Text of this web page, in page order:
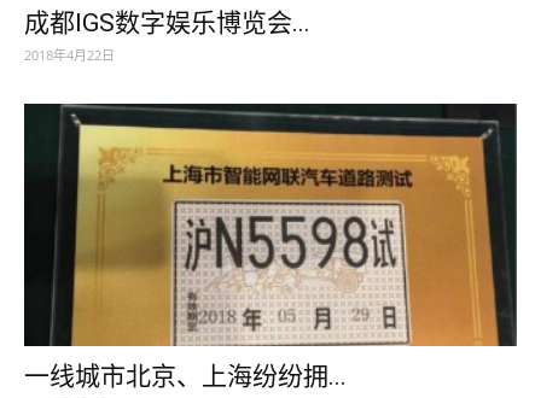
成都IGS数字娱乐博览会...
2018年4月22日
一线城市北京、上海纷纷拥...